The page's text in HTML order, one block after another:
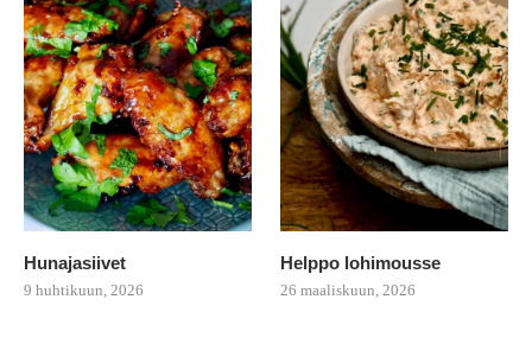
Hunajasiivet
9 huhtikuun, 2026
Helppo lohimousse
26 maaliskuun, 2026